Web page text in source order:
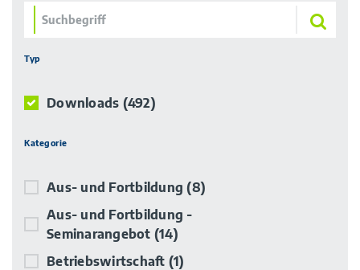
Typ
Downloads (492)
Kategorie
Aus- und Fortbildung(8)
Aus- und Fortbildung -
Seminarangebot (14)
Betriebswirtschaft (1)